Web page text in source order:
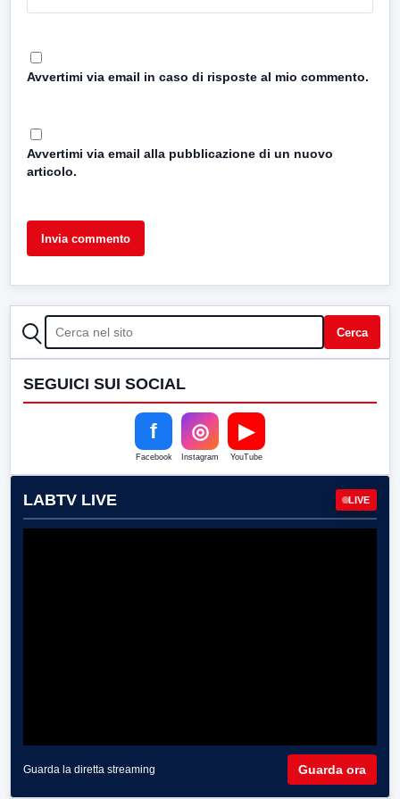
Avvertimi via email in caso di risposte al mio commento.
Avvertimi via email alla pubblicazione di un nuovo
articolo.
CERCA Cerca
SEGUICI SUI SOCIAL
f
Facebook
◎
Instagram
▶
YouTube
LABTV LIVE LIVE
Guarda la diretta streaming Guarda ora